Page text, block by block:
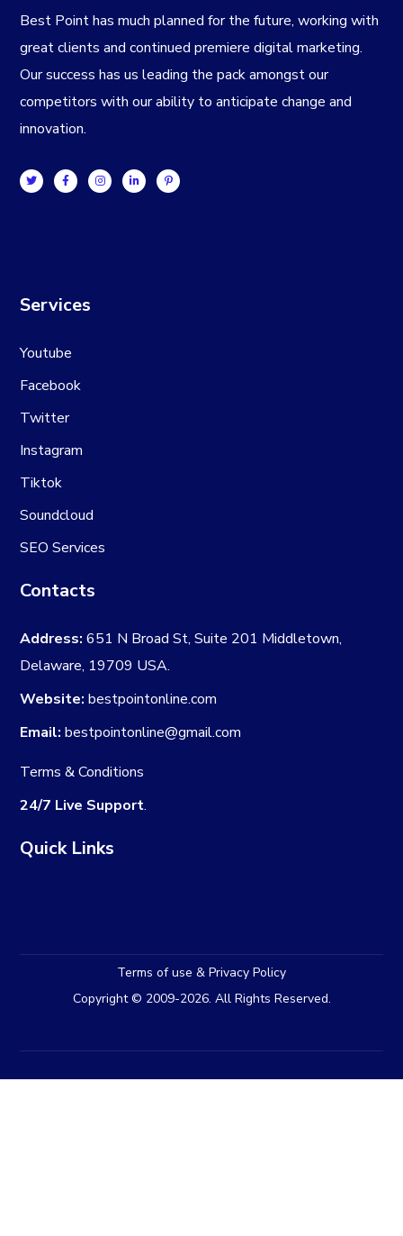
Best Point has much planned for the future, working with
great clients and continued premiere digital marketing.
Our success has us leading the pack amongst our
competitors with our ability to anticipate change and
innovation.
Services
Youtube
Facebook
Twitter
Instagram
Tiktok
Soundcloud
SEO Services
Contacts
Address: 651 N Broad St, Suite 201 Middletown,
Delaware, 19709 USA.
Website: bestpointonline.com
Email: bestpointonline@gmail.com
Terms & Conditions
24/7 Live Support.
Quick Links
Terms of use & Privacy Policy
Copyright © 2009-2026. All Rights Reserved.